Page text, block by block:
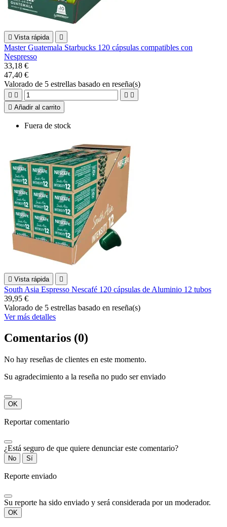
 Vista rápida 
Master Guatemala Starbucks 120 cápsulas compatibles con
Nespresso
33,18 €
47,40 €
Valorado de 5 estrellas basado en reseña(s)
   
 Añadir al carrito
Fuera de stock
 Vista rápida 
South Asia Espresso Nescafé 120 cápsulas de Aluminio 12 tubos
39,95 €
Valorado de 5 estrellas basado en reseña(s)
Ver más detalles
Comentarios (0)
No hay reseñas de clientes en este momento.
Su agradecimiento a la reseña no pudo ser enviado
OK
Reportar comentario
¿Está seguro de que quiere denunciar este comentario?
No Sí
Reporte enviado
Su reporte ha sido enviado y será considerada por un moderador.
OK